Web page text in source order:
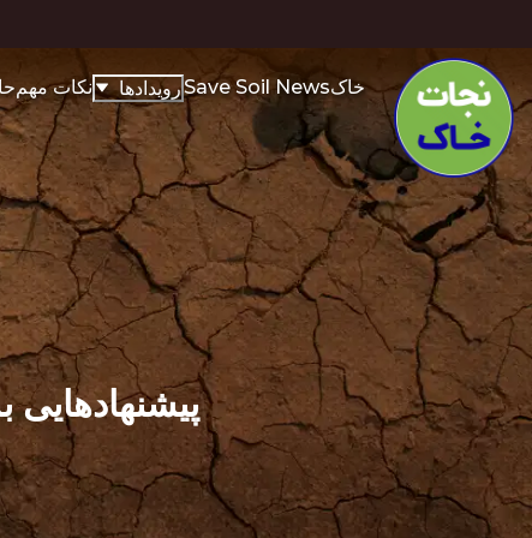
خاکSave Soil Newsرویدادها نکات مهم